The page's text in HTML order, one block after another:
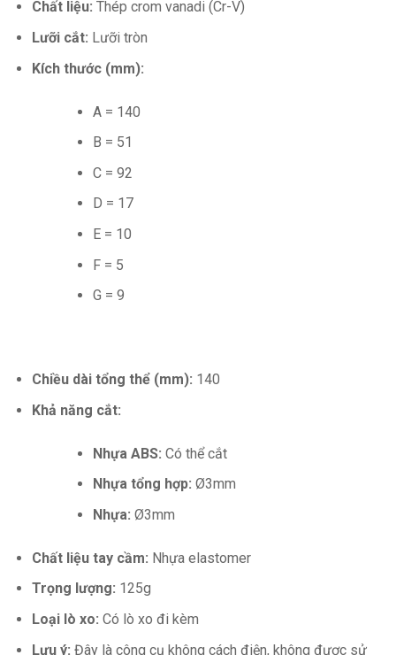
Chất liệu: Thép crom vanadi (Cr-V)
Lưỡi cắt: Lưỡi tròn
Kích thước (mm):
A = 140
B = 51
C = 92
D = 17
E = 10
F = 5
G = 9
Chiều dài tổng thể (mm): 140
Khả năng cắt:
Nhựa ABS: Có thể cắt
Nhựa tổng hợp: Ø3mm
Nhựa: Ø3mm
Chất liệu tay cầm: Nhựa elastomer
Trọng lượng: 125g
Loại lò xo: Có lò xo đi kèm
Lưu ý: Đây là công cụ không cách điện, không được sử